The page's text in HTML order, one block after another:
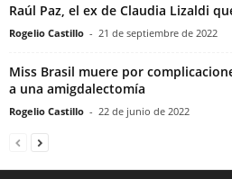
Raúl Paz, el ex de Claudia Lizaldi
Rogelio Castillo - 21 de septiembre de 2022
Miss Brasil muere por
a una amigdalectomía
Rogelio Castillo - 22 de junio de 2022